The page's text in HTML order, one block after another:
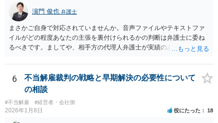
こころをすり減らすより、経歴として有利に使って転職することも選
択肢に入れる方が建設的だと考えます。
濵門 俊也 弁護士
まさかご自身で対応されていませんか。音声ファイルやテキストファ
イルがどの程度あなたの主張を裏付けられるかの判断は弁護士に委ね
るべきです。ましてや、相手方の代理人弁護士が実績のある方たちな
ん。一刻も早く弁護士にご相談ください。
6
不当解雇裁判の戦略と早期解決の必要性について
の相談
#不当解雇 #経営者・会社側
2026年1月8日 役にたった 18